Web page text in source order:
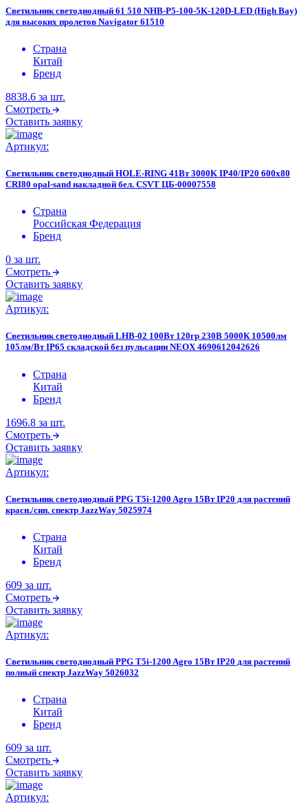
Светильник светодиодный 61 510 NHB-P5-100-5K-120D-LED (High Bay)
для высоких пролетов Navigator 61510
Страна
Китай
Бренд
8838.6 за шт.
Смотреть
Оставить заявку
Артикул:
Светильник светодиодный HOLE-RING 41Вт 3000K IP40/IP20 600х80
СRI80 opal-sand накладной бел. CSVT ЦБ-00007558
Страна
Российская Федерация
Бренд
0 за шт.
Смотреть
Оставить заявку
Артикул:
Светильник светодиодный LHB-02 100Вт 120гр 230В 5000К 10500лм
105лм/Вт IP65 складской без пульсации NEOX 4690612042626
Страна
Китай
Бренд
1696.8 за шт.
Смотреть
Оставить заявку
Артикул:
Светильник светодиодный PPG T5i-1200 Agro 15Вт IP20 для растений
красн./син. спектр JazzWay 5025974
Страна
Китай
Бренд
609 за шт.
Смотреть
Оставить заявку
Артикул:
Светильник светодиодный PPG T5i-1200 Agro 15Вт IP20 для растений
полный спектр JazzWay 5026032
Страна
Китай
Бренд
609 за шт.
Смотреть
Оставить заявку
Артикул: